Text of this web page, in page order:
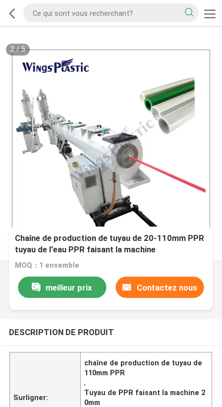
2/5
Chaîne de production de tuyau de 20-110mm PPR
tuyau de l'eau PPR faisant la machine
MOQ：1 ensemble
meilleur prix Contactez nous
DESCRIPTION DE PRODUIT
Surligner:
chaîne de production de tuyau de
110mm PPR
,
Tuyau de PPR faisant la machine 2
0mm